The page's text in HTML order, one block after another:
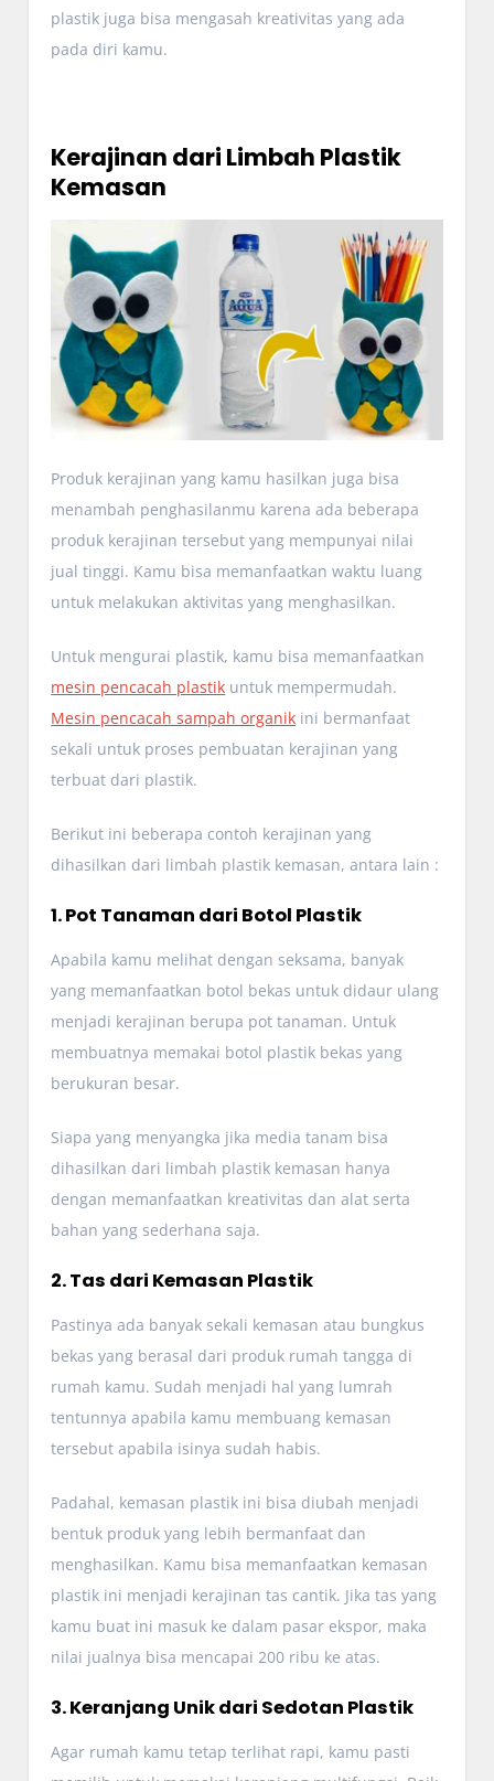
plastik juga bisa mengasah kreativitas yang ada
pada diri kamu.
Kerajinan dari Limbah Plastik
Kemasan
Produk kerajinan yang kamu hasilkan juga bisa
menambah penghasilanmu karena ada beberapa
produk kerajinan tersebut yang mempunyai nilai
jual tinggi. Kamu bisa memanfaatkan waktu luang
untuk melakukan aktivitas yang menghasilkan.
Untuk mengurai plastik, kamu bisa memanfaatkan
mesin pencacah plastik untuk mempermudah.
Mesin pencacah sampah organik ini bermanfaat
sekali untuk proses pembuatan kerajinan yang
terbuat dari plastik.
Berikut ini beberapa contoh kerajinan yang
dihasilkan dari limbah plastik kemasan, antara lain :
1. Pot Tanaman dari Botol Plastik
Apabila kamu melihat dengan seksama, banyak
yang memanfaatkan botol bekas untuk didaur ulang
menjadi kerajinan berupa pot tanaman. Untuk
membuatnya memakai botol plastik bekas yang
berukuran besar.
Siapa yang menyangka jika media tanam bisa
dihasilkan dari limbah plastik kemasan hanya
dengan memanfaatkan kreativitas dan alat serta
bahan yang sederhana saja.
2. Tas dari Kemasan Plastik
Pastinya ada banyak sekali kemasan atau bungkus
bekas yang berasal dari produk rumah tangga di
rumah kamu. Sudah menjadi hal yang lumrah
tentunnya apabila kamu membuang kemasan
tersebut apabila isinya sudah habis.
Padahal, kemasan plastik ini bisa diubah menjadi
bentuk produk yang lebih bermanfaat dan
menghasilkan. Kamu bisa memanfaatkan kemasan
plastik ini menjadi kerajinan tas cantik. Jika tas yang
kamu buat ini masuk ke dalam pasar ekspor, maka
nilai jualnya bisa mencapai 200 ribu ke atas.
3. Keranjang Unik dari Sedotan Plastik
Agar rumah kamu tetap terlihat rapi, kamu pasti